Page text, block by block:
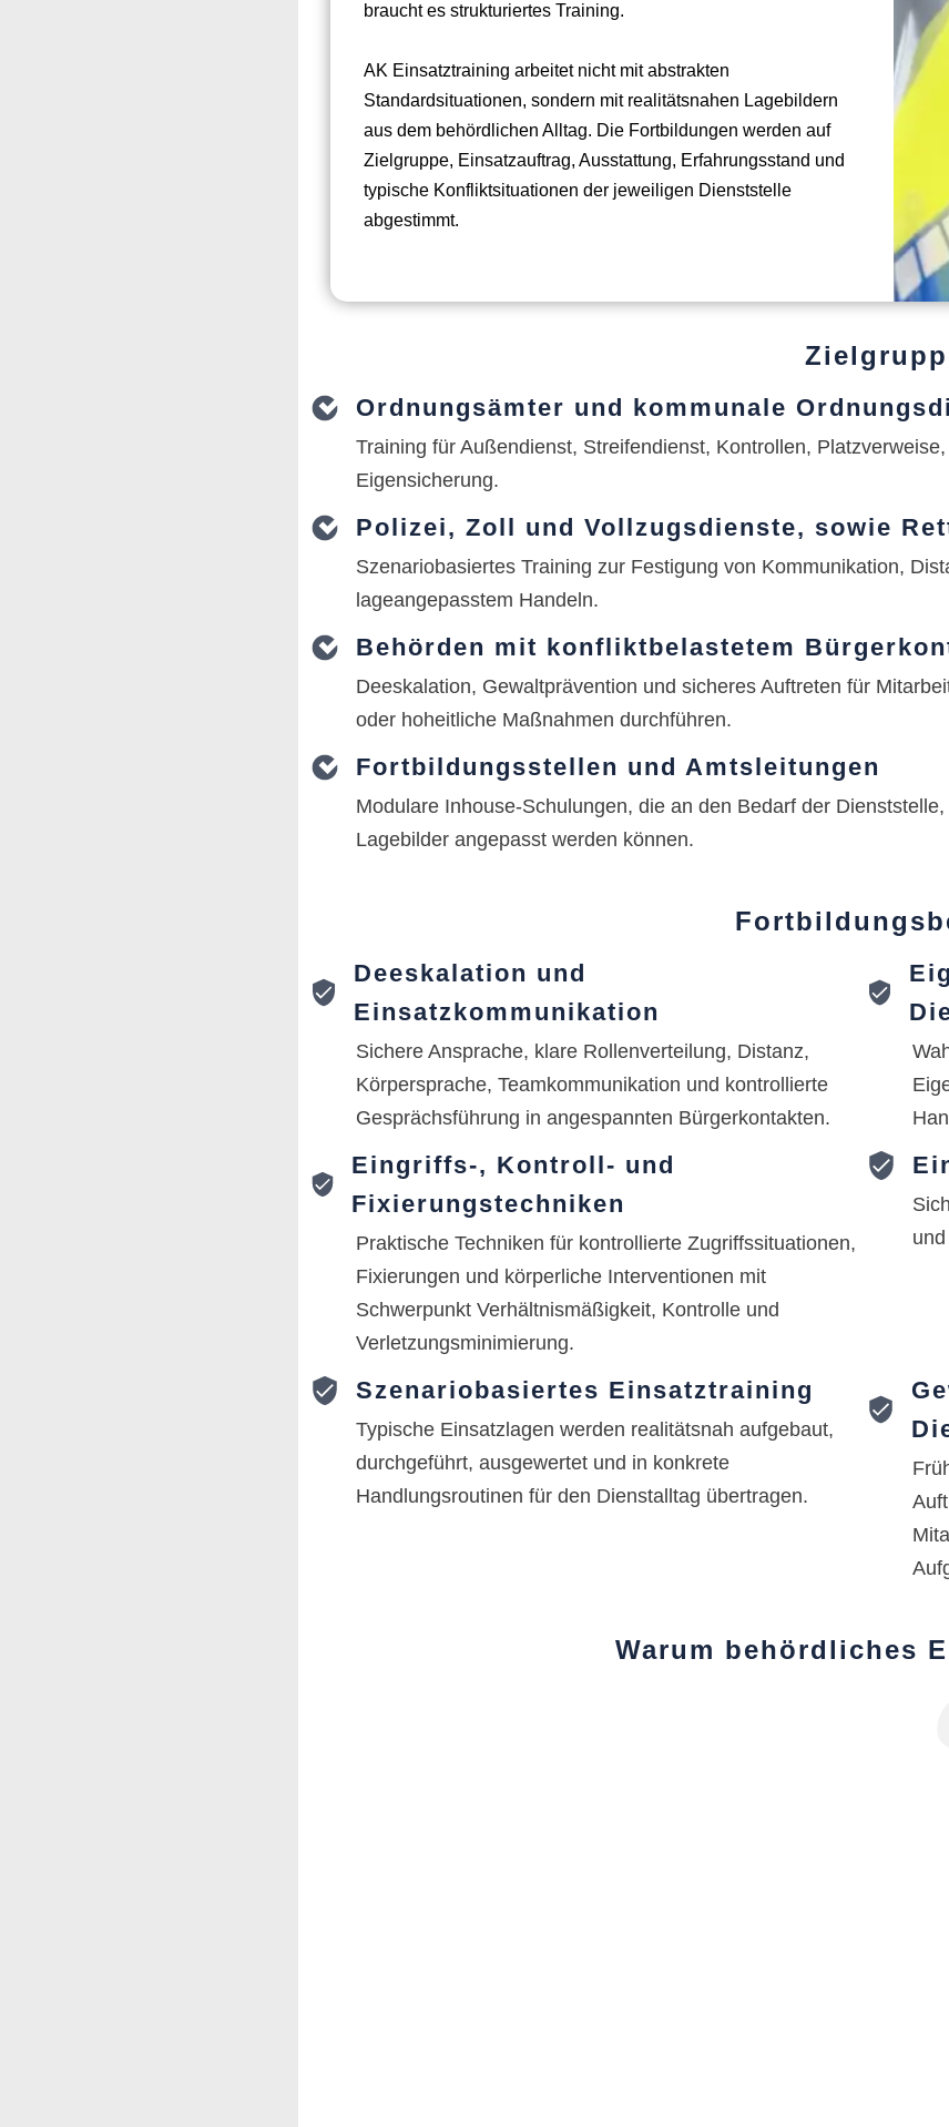
braucht es strukturiertes Training.
AK Einsatztraining arbeitet nicht mit abstrakten
Standardsituationen, sondern mit realitätsnahen Lagebildern
aus dem behördlichen Alltag. Die Fortbildungen werden auf
Zielgruppe, Einsatzauftrag, Ausstattung, Erfahrungsstand und
typische Konfliktsituationen der jeweiligen Dienststelle
abgestimmt.
Ordnungsämter und kommunale
Training für Außendienst, Streifendienst, Kontrollen,
Eigensicherung.
Polizei, Zoll und Vollzugsdienste, sowie
Szenariobasiertes Training zur Festigung von Kommunikation,
lageangepasstem Handeln.
Behörden mit konfliktbelastetem
Deeskalation, Gewaltprävention und sicheres Auftreten für
oder hoheitliche Maßnahmen durchführen.
Fortbildungsstellen und Amtsleitungen
Modulare Inhouse-Schulungen, die an den Bedarf der
Lagebilder angepasst werden können.
Deeskalation und
Einsatzkommunikation
Sichere Ansprache, klare Rollenverteilung, Distanz,
Körpersprache, Teamkommunikation und kontrollierte
Gesprächsführung in angespannten Bürgerkontakten.
Eingriffs-, Kontroll- und
Fixierungstechniken
Praktische Techniken für kontrollierte Zugriffssituationen,
Fixierungen und körperliche Interventionen mit
Schwerpunkt Verhältnismäßigkeit, Kontrolle und
Verletzungsminimierung.
Szenariobasiertes Einsatztraining
Typische Einsatzlagen werden realitätsnah aufgebaut,
durchgeführt, ausgewertet und in konkrete
Handlungsroutinen für den Dienstalltag übertragen.
Warum behördliches